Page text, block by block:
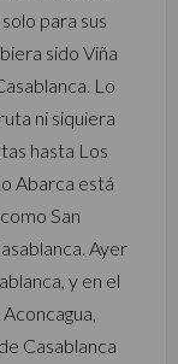
para sus
sido Viña
Lo
ni siquiera
hasta Los
Abarca está
San
Ayer
y en el
Casablanca